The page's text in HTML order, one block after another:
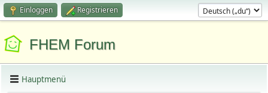
Einloggen Registrieren
FHEM Forum
Hauptmenü